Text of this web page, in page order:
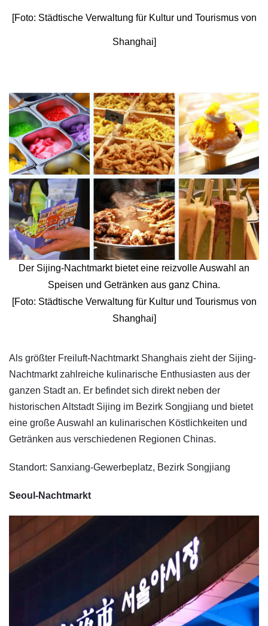
[Foto: Städtische Verwaltung für Kultur und Tourismus von
Shanghai]
Der Sijing-Nachtmarkt bietet eine reizvolle Auswahl an
Speisen und Getränken aus ganz China.
[Foto: Städtische Verwaltung für Kultur und Tourismus von
Shanghai]
​Als größter Freiluft-Nachtmarkt Shanghais zieht der Sijing-
Nachtmarkt zahlreiche kulinarische Enthusiasten aus der
ganzen Stadt an. Er befindet sich direkt neben der
historischen Altstadt Sijing im Bezirk Songjiang und bietet
eine große Auswahl an kulinarischen Köstlichkeiten und
Getränken aus verschiedenen Regionen Chinas.
Standort: Sanxiang-Gewerbeplatz, Bezirk Songjiang
Seoul-Nachtmarkt